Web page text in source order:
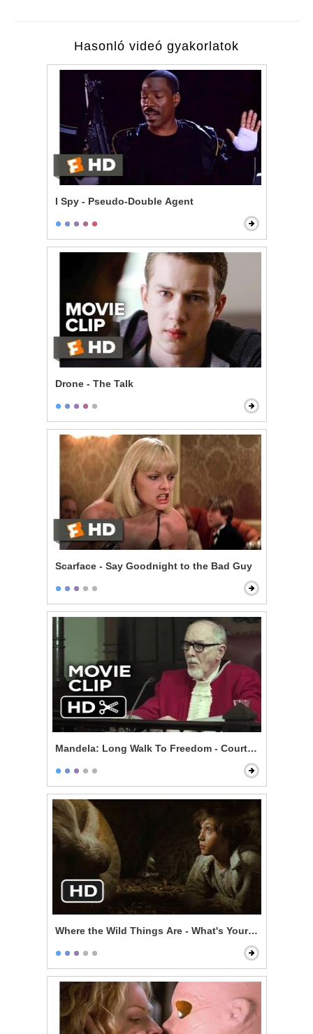
Hasonló videó gyakorlatok
I Spy - Pseudo-Double Agent
Drone - The Talk
Scarface - Say Goodnight to the Bad Guy
Mandela: Long Walk To Freedom - Courtroom
Where the Wild Things Are - What's Your Story?